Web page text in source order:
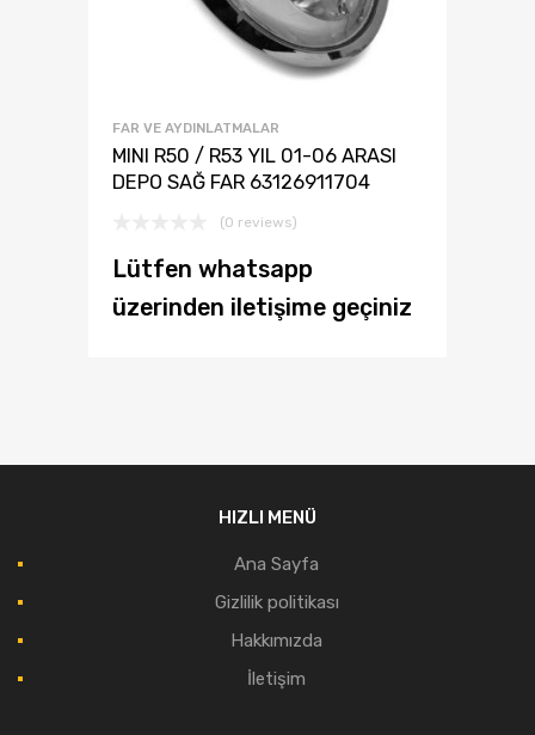
FAR VE AYDINLATMALAR
MINI R50 / R53 YIL 01-06 ARASI
DEPO SAĞ FAR 63126911704
(0 reviews)
Lütfen whatsapp
üzerinden iletişime geçiniz
HIZLI MENÜ
Ana Sayfa
Gizlilik politikası
Hakkımızda
İletişim